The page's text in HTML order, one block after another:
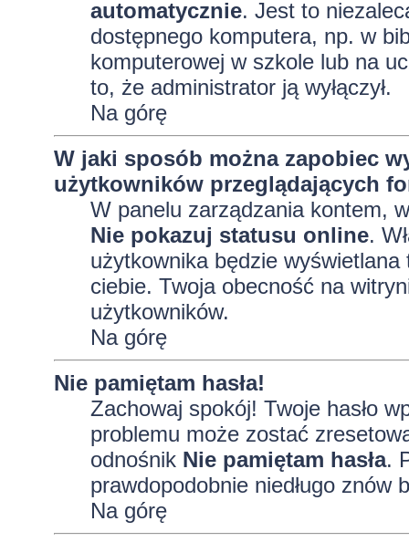
automatycznie. Jest to
dostępnego komputera, np. w
komputerowej w szkole lub na
to, że administrator ją wyłączył.
Na górę
W jaki sposób można zapobiec
użytkowników przeglądających
W panelu zarządzania kontem,
Nie pokazuj statusu online.
użytkownika będzie
ciebie. Twoja obecność na
użytkowników.
Na górę
Nie pamiętam hasła!
Zachowaj spokój! Twoje hasło
problemu może zostać
odnośnik Nie pamiętam hasła.
prawdopodobnie niedługo znów
Na górę